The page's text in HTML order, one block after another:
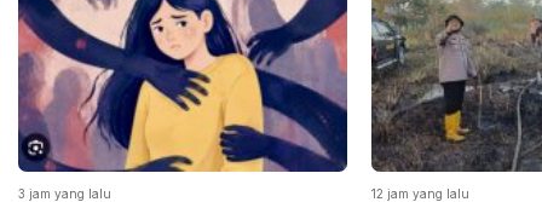
3 jam yang lalu 12 jam yang lalu